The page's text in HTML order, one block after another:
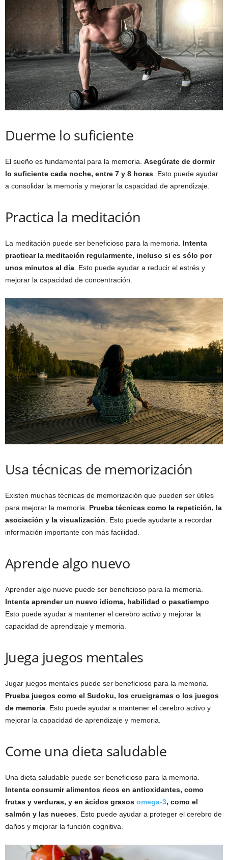
Duerme lo suficiente
El sueño es fundamental para la memoria. Asegúrate de dormir
lo suficiente cada noche, entre 7 y 8 horas. Esto puede ayudar
a consolidar la memoria y mejorar la capacidad de aprendizaje.
Practica la meditación
La meditación puede ser beneficioso para la memoria. Intenta
practicar la meditación regularmente, incluso si es sólo por
unos minutos al día. Esto puede ayudar a reducir el estrés y
mejorar la capacidad de concentración.
Usa técnicas de memorización
Existen muchas técnicas de memorización que pueden ser útiles
para mejorar la memoria. Prueba técnicas como la repetición, la
asociación y la visualización . Esto puede ayudarte a recordar
información importante con más facilidad.
Aprende algo nuevo
Aprender algo nuevo puede ser beneficioso para la memoria.
Intenta aprender un nuevo idioma, habilidad o pasatiempo
Esto puede ayudar a mantener el cerebro activo y mejorar la
capacidad de aprendizaje y memoria.
Juega juegos mentales
Jugar juegos mentales puede ser beneficioso para la memoria.
Prueba juegos como el Sudoku, los crucigramas o los juegos
de memoria . Esto puede ayudar a mantener el cerebro activo y
mejorar la capacidad de aprendizaje y memoria.
Come una dieta saludable
Una dieta saludable puede ser beneficioso para la memoria.
Intenta consumir alimentos ricos en antioxidantes, como
frutas y verduras, y en ácidos grasos omega-3, como el
salmón y las nueces . Esto puede ayudar a proteger el cerebro de
daños y mejorar la función cognitiva.